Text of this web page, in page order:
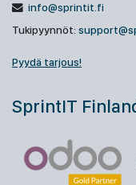
info@sprintit.fi
Tukipyynnöt:
Pyydä tarjous!
SprintIT